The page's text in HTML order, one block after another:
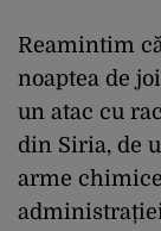
Reamintim
noaptea de
un atac cu
din Siria, de
arme